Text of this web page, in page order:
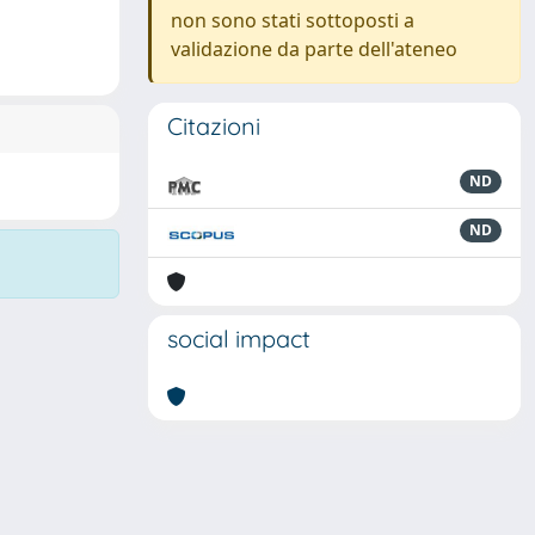
non sono stati sottoposti a
validazione da parte dell'ateneo
Citazioni
ND
ND
social impact